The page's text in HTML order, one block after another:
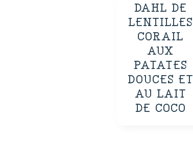
DAHL DE
LENTILLES
CORAIL
AUX
PATATES
DOUCES ET
AU LAIT
DE COCO